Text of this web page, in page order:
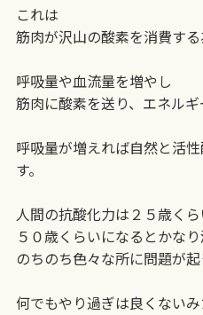
これは
筋肉が沢山の酸素を消費する
呼吸量や血流量を増やし
筋肉に酸素を送り、エネルギ
呼吸量が増えれば自然と活
す。
人間の抗酸化力は２５歳く
５０歳くらいになるとかな
のちのち色々な所に問題が
何でもやり過ぎは良くないみ